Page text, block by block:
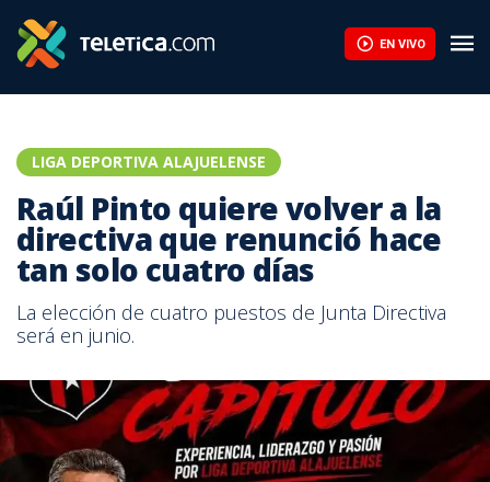
EN VIVO
LIGA DEPORTIVA ALAJUELENSE
Raúl Pinto quiere volver a la
directiva que renunció hace
tan solo cuatro días
La elección de cuatro puestos de Junta Directiva
será en junio.